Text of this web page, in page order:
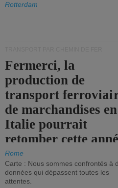
les ports.
Rotterdam
Fermerci, la
production de
transport
de marchandises en
Italie pourrait
retomber cette
aux niveaux de 2015.
Rome
Carte : Nous sommes confrontés à
données qui dépassent toutes les
attentes.